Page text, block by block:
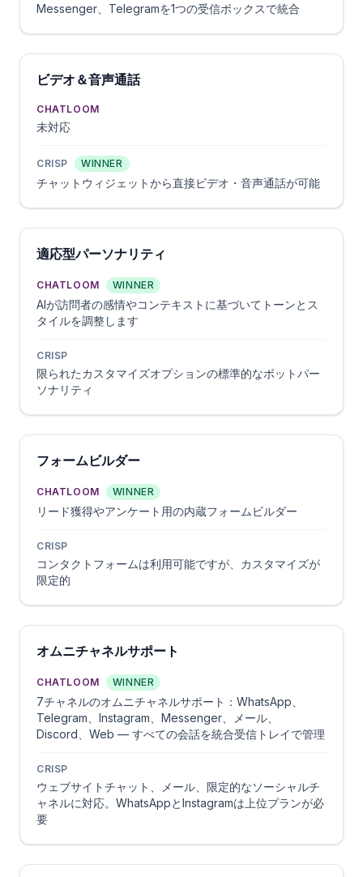
Messenger、Telegramを1つの受信ボックスで統合
ビデオ＆音声通話
CHATLOOM
未対応
CRISP WINNER
チャットウィジェットから直接ビデオ・音声通話が可能
適応型パーソナリティ
CHATLOOM WINNER
AIが訪問者の感情やコンテキストに基づいてトーンとス
タイルを調整します
CRISP
限られたカスタマイズオプションの標準的なボットパー
ソナリティ
フォームビルダー
CHATLOOM WINNER
リード獲得やアンケート用の内蔵フォームビルダー
CRISP
コンタクトフォームは利用可能ですが、カスタマイズが
限定的
オムニチャネルサポート
CHATLOOM WINNER
7チャネルのオムニチャネルサポート：WhatsApp、
Telegram、Instagram、Messenger、メール、
Discord、Web — すべての会話を統合受信トレイで管理
CRISP
ウェブサイトチャット、メール、限定的なソーシャルチ
ャネルに対応。WhatsAppとInstagramは上位プランが必
要